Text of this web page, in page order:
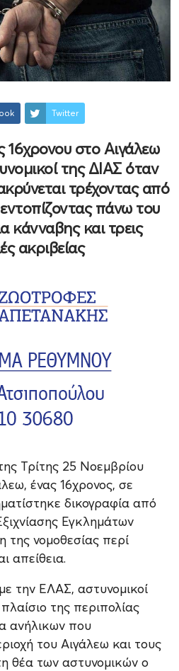
Twitter
16χρονου στο Αιγάλεω
της ΔΙΑΣ όταν
τρέχοντας από
πάνω του
κάνναβης και τρεις
ακριβείας
Τρίτης 25 Νοεμβρίου
ένας 16χρονος, σε
δικογραφία από
Εγκλημάτων
νομοθεσίας περί
απείθεια.
την ΕΛΑΣ, αστυνομικοί
της περιπολίας
ανήλικων που
του Αιγάλεω και τους
θέα των αστυνομικών ο